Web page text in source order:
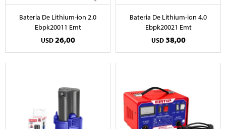
Bateria De Lithium-ion 2.0
Ebpk20011 Emt
USD 26,00
Bateria De Lithium-ion 4.0
Ebpk20021 Emt
USD 38,00